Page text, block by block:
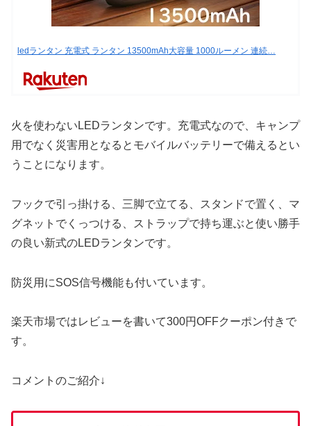
ledランタン 充電式 ランタン 13500mAh大容量 1000ルーメン 連続…
火を使わないLEDランタンです。充電式なので、キャンプ
用でなく災害用となるとモバイルバッテリーで備えるとい
うことになります。
フックで引っ掛ける、三脚で立てる、スタンドで置く、マ
グネットでくっつける、ストラップで持ち運ぶと使い勝手
の良い新式のLEDランタンです。
防災用にSOS信号機能も付いています。
楽天市場ではレビューを書いて300円OFFクーポン付きで
す。
コメントのご紹介↓